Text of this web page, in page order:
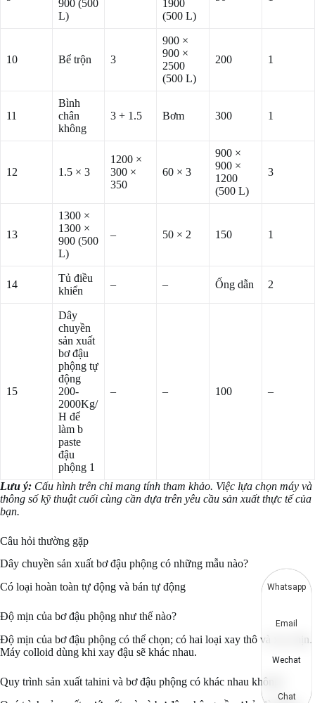
900 (500
L)
1900
(500 L)
10 Bể trộn 3
900 ×
900 ×
2500
(500 L)
200 1
11
Bình
chân
không
3 + 1.5 Bơm 300 1
12 1.5 × 3
1200 ×
300 ×
350
60 × 3
900 ×
900 ×
1200
(500 L)
3
13
1300 ×
1300 ×
900 (500
L)
– 50 × 2 150 1
14
Tủ điều
khiển
– – Ống dẫn 2
15
Dây
chuyền
sản xuất
bơ đậu
phộng tự
động
200-
2000Kg/
H để
làm b
paste
đậu
phộng 1
– – 100 –
Lưu ý: Cấu hình trên chỉ mang tính tham khảo. Việc lựa chọn máy và
thông số kỹ thuật cuối cùng cần dựa trên yêu cầu sản xuất thực tế của
bạn.
Câu hỏi thường gặp
Dây chuyền sản xuất bơ đậu phộng có những mẫu nào?
Có loại hoàn toàn tự động và bán tự động
Độ mịn của bơ đậu phộng như thế nào?
Độ mịn của bơ đậu phộng có thể chọn; có hai loại xay thô và xay mịn.
Máy colloid dùng khi xay đậu sẽ khác nhau.
Quy trình sản xuất tahini và bơ đậu phộng có khác nhau không?
Whatsapp
Email
Wechat
Chat